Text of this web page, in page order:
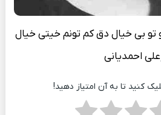
بی خیال دق کم تونم خیتی خیال
علی احمدیانی
کنید تا به آن امتیاز دهید!